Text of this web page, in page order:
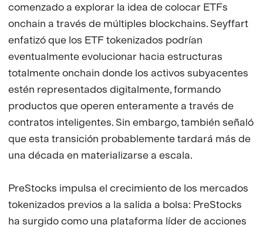
comenzado a explorar la idea de colocar ETFs
onchain a través de múltiples blockchains. Seyffart
enfatizó que los ETF tokenizados podrían
eventualmente evolucionar hacia estructuras
totalmente onchain donde los activos subyacentes
estén representados digitalmente, formando
productos que operen enteramente a través de
contratos inteligentes. Sin embargo, también señaló
que esta transición probablemente tardará más de
una década en materializarse a escala.
PreStocks impulsa el crecimiento de los mercados
tokenizados previos a la salida a bolsa: PreStocks
ha surgido como una plataforma líder de acciones